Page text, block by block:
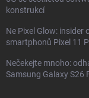
konstrukcí
Ne Pixel Glow: insider
smartphonů Pixel 11
Nečekejte mnoho:
Samsung Galaxy S26